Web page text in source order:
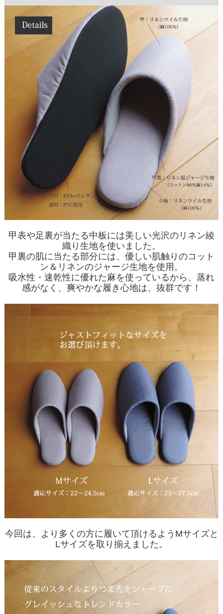
甲表や足裏が当たる中板には美しい光沢のリネン綾
織り生地を使いました。
甲裏の肌に当たる部分には、優しい肌触りのコット
ン＆リネンのジャージ生地を使用。
吸水性・速乾性に優れた麻を使っているから、蒸れ
感がなく、爽やかな履き心地は、抜群です！
今回は、より多くの方に履いて頂けるようMサイズと
Lサイズを取り揃えました。